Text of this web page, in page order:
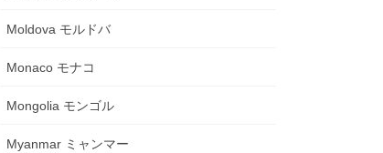
Moldova モルドバ
Monaco モナコ
Mongolia モンゴル
Myanmar ミャンマー